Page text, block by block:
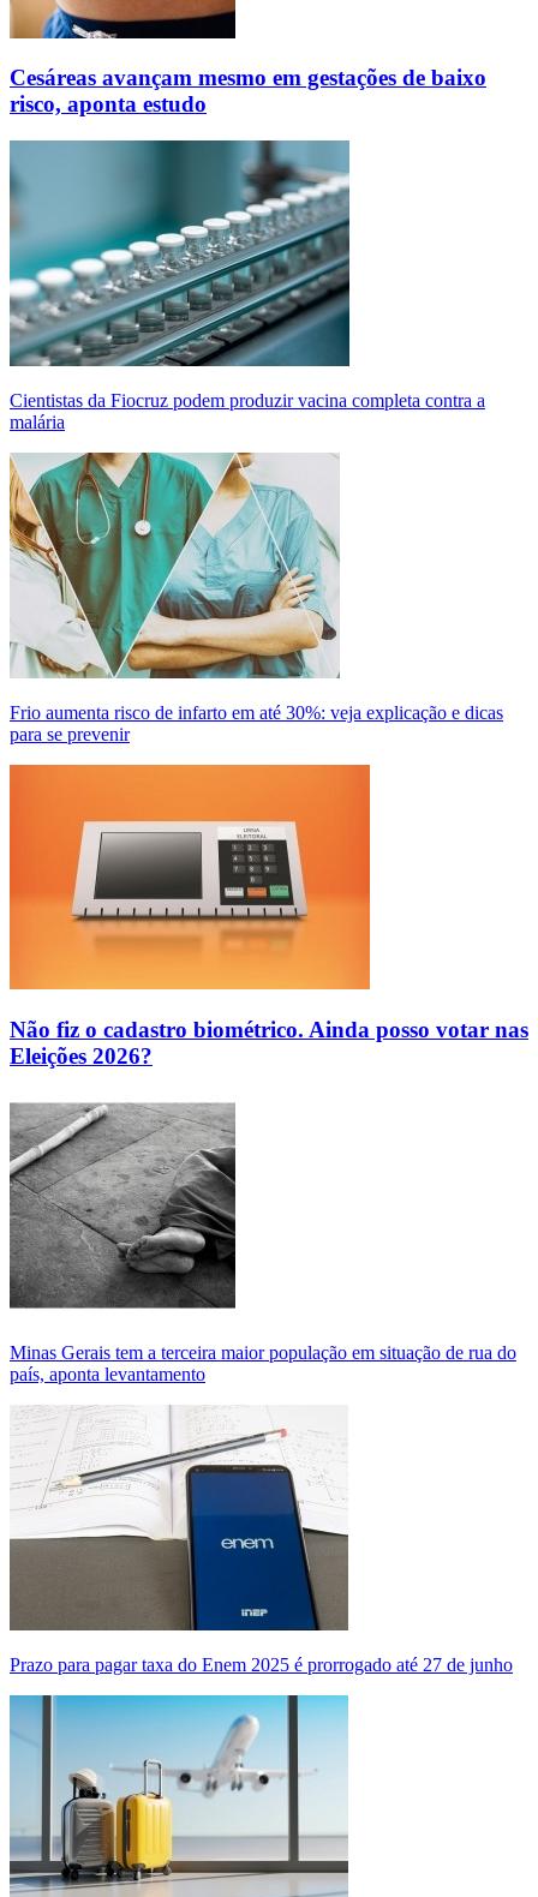
Cesáreas avançam mesmo em gestações de baixo
risco, aponta estudo
Cientistas da Fiocruz podem produzir vacina completa contra a
malária
Frio aumenta risco de infarto em até 30%: veja explicação e dicas
para se prevenir
Não fiz o cadastro biométrico. Ainda posso votar nas
Eleições 2026?
Minas Gerais tem a terceira maior população em situação de rua do
país, aponta levantamento
Prazo para pagar taxa do Enem 2025 é prorrogado até 27 de junho